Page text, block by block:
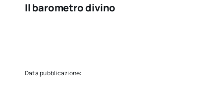
Il barometro divino
Data pubblicazione: